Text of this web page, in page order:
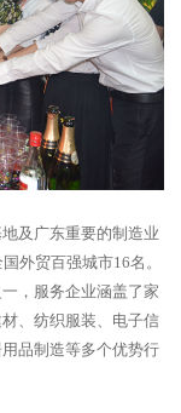
及广东重要的制造业
外贸百强城市16名。
，服务企业涵盖了家
、纺织服装、电子信
品制造等多个优势行